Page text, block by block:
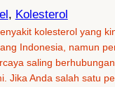
, Kolesterol
kolesterol yang
Indonesia, namun
saling
Jika Anda salah satu